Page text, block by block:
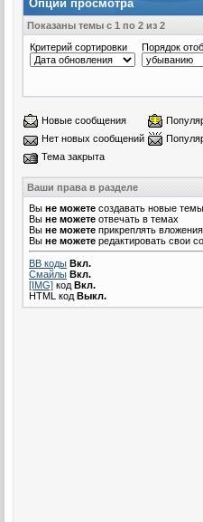
Опции просмотра
Показаны темы с 1 по 2 из 2
Критерий сортировки
Порядок
Новые сообщения
Нет новых сообщений
Тема закрыта
Ваши права в разделе
Вы не можете создавать новые темы
Вы не можете отвечать в темах
Вы не можете прикреплять вложения
Вы не можете редактировать свои
BB коды Вкл.
Смайлы Вкл.
[IMG] код Вкл.
HTML код Выкл.